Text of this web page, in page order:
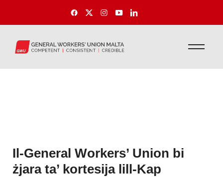
Il-General Workers’ Union bi
żjara ta’ kortesija lill-Kap